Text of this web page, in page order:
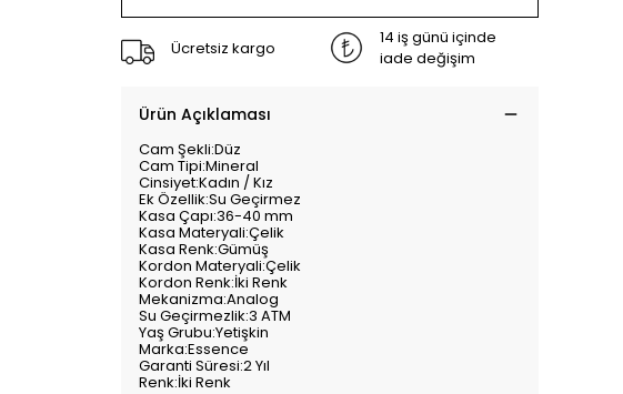
Ücretsiz kargo
14 iş günü içinde
iade değişim
Ürün Açıklaması
Cam Şekli:Düz
Cam Tipi:Mineral
Cinsiyet:Kadın / Kız
Ek Özellik:Su Geçirmez
Kasa Çapı:36-40 mm
Kasa Materyali:Çelik
Kasa Renk:Gümüş
Kordon Materyali:Çelik
Kordon Renk:İki Renk
Mekanizma:Analog
Su Geçirmezlik:3 ATM
Yaş Grubu:Yetişkin
Marka:Essence
Garanti Süresi:2 Yıl
Renk:İki Renk